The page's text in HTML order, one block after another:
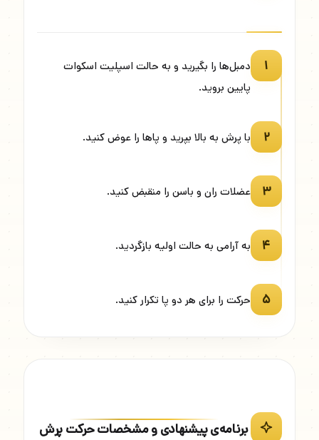
۱
دمبل‌ها را بگیرید و به حالت اسپلیت اسکوات
پایین بروید.
۲ با پرش به بالا بپرید و پاها را عوض کنید.
۳ عضلات ران و باسن را منقبض کنید.
۴ به آرامی به حالت اولیه بازگردید.
۵ حرکت را برای هر دو پا تکرار کنید.
برنامه‌ی پیشنهادی و مشخصات حرکت پرش